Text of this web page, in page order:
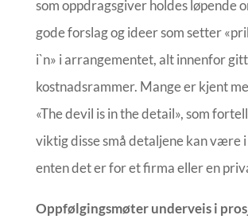
som oppdragsgiver holdes løpende
gode forslag og ideer som setter
i`n» i arrangementet, alt innenfor
kostnadsrammer. Mange er kjent
«The devil is in the detail», som
viktig disse små detaljene kan være
enten det er for et firma eller en
Oppfølgingsmøter underveis i